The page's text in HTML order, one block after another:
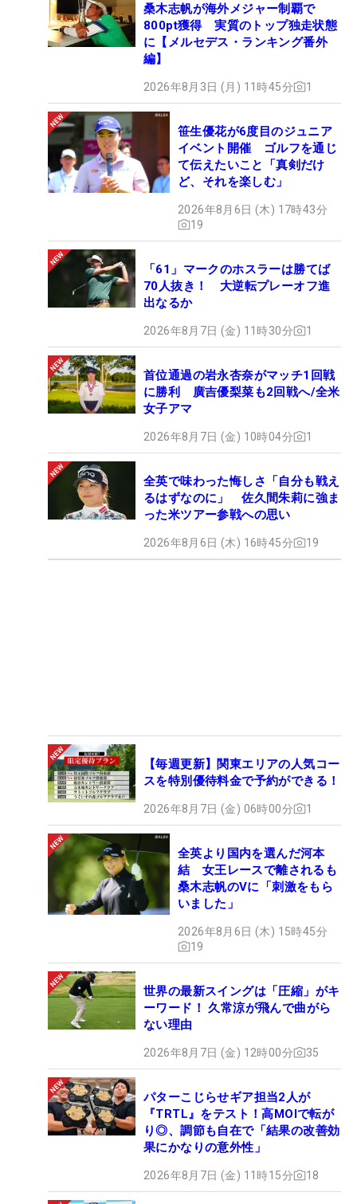
桑木志帆が海外メジャー制覇で
800pt獲得 実質のトップ独走状態
に【メルセデス・ランキング番外
編】
2026年8月3日 (月) 11時45分 1
笹生優花が6度目のジュニア
イベント開催 ゴルフを通じ
て伝えたいこと「真剣だけ
ど、それを楽しむ」
2026年8月6日 (木) 17時43分
19
「61」マークのホスラーは勝てば
70人抜き！ 大逆転プレーオフ進
出なるか
2026年8月7日 (金) 11時30分 1
首位通過の岩永杏奈がマッチ1回戦
に勝利 廣吉優梨菜も2回戦へ/全米
女子アマ
2026年8月7日 (金) 10時04分 1
全英で味わった悔しさ「自分も戦え
るはずなのに」 佐久間朱莉に強ま
った米ツアー参戦への思い
2026年8月6日 (木) 16時45分 19
【毎週更新】関東エリアの人気コー
スを特別優待料金で予約ができる！
2026年8月7日 (金) 06時00分 1
全英より国内を選んだ河本
結 女王レースで離されるも
桑木志帆のVに「刺激をもら
いました」
2026年8月6日 (木) 15時45分
19
世界の最新スイングは「圧縮」がキ
ーワード！ 久常涼が飛んで曲がら
ない理由
2026年8月7日 (金) 12時00分 35
パターこじらせギア担当2人が
『TRTL』をテスト！高MOIで転が
り◎、調節も自在で「結果の改善効
果にかなりの意外性」
2026年8月7日 (金) 11時15分 18